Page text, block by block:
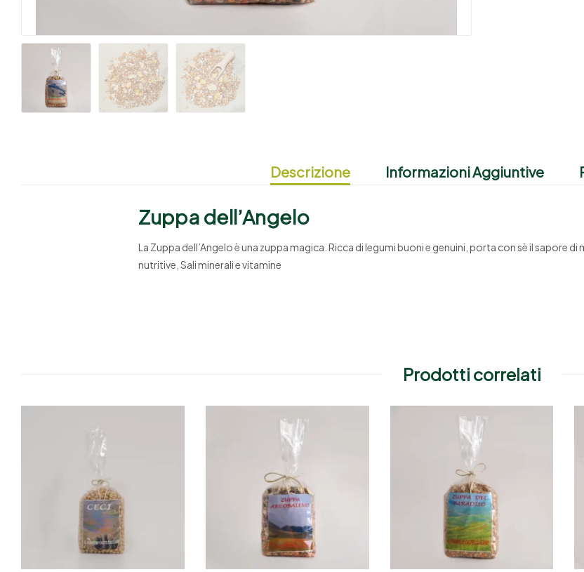
Descrizione Informazioni Aggiuntive
Zuppa dell’Angelo
La Zuppa dell’Angelo è una zuppa magica. Ricca di legumi buoni e genuini, porta con sè il sapore
nutritive, Sali minerali e vitamine
Prodotti correlati